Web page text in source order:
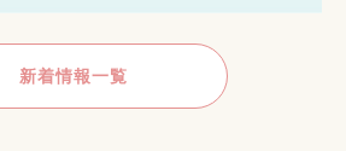
新着情報一覧